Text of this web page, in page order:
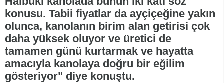
konusu. Tabii fiyatlar da ayçiçeğine yakın
olunca, kanolanın birim alan getirisi çok
daha yüksek oluyor ve üretici de
tamamen günü kurtarmak ve hayatta
amacıyla kanolaya doğru bir eğilim
gösteriyor" diye konuştu.